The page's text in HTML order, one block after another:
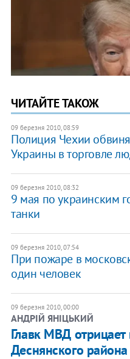
ЧИТАЙТЕ ТАКОЖ
09 березня 2010, 08:59
Полиция Чехии
Украины в торговле
09 березня 2010, 08:32
9 мая по украинским
танки
09 березня 2010, 07:54
При пожаре в
один человек
09 березня 2010, 00:00
АНДРІЙ ЯНІЦЬКИЙ
Главк МВД
Деснянского